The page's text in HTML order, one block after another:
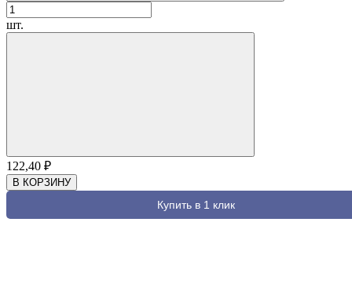
шт.
122,40 ₽
В КОРЗИНУ
Купить в 1 клик